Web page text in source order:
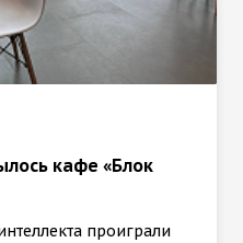
кафе «Блок
проиграли